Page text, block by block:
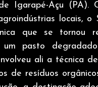
Igarapé-Açu (PA).
locais,
que se tornou
um pasto
ali a técnica
de resíduos